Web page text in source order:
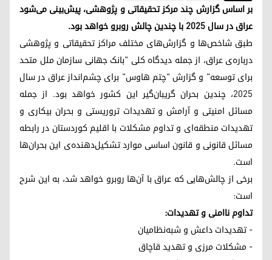
بر اساس گزارش چند مرکز تحقیقاتی و پژوهشی، پیش‌بینی می‌شود
عراق در سال ۲۰۲۵ با چندین چالش روبرو خواهد بود.
طبق شاخص‌ها و گزارش‌های مختلف مراکز تحقیقاتی و پژوهشی
درباره‌ی عراق، از جمله دیدگاه کلی "بانک جهانی سازمان ملل متحد
برای توسعه" و گزارش "چتم هاوس" برای چشم‌انداز عراق در سال
۲۰۲۵، چندین بحران گریبان‌گیر این کشور خواهد بود. از جمله
مسائل امنیتی و آرامش و تهدیدات تروریستی و بحران بیکاری و
تهدیدات منطقه‌ای و تداوم مشکلات با اقلیم کوردستان در رابطه
مسائل قانونی و قانون اساسی موارد تشکیل‌دهنده‌ی این بحران‌ها
است.
برخی از چالش‌هایی که عراق با آن‌ها روبرو خواهد شد، به این شرح
است:
تداوم ناامنی و تهدیدات:
- تهدیدات داعش و شبه‌نظامیان
- مشکلات مرزی و تهدید قاچاق